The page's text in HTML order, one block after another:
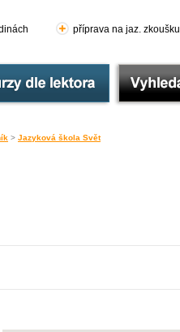
příprava na jaz. zkoušku
> Jazyková škola Svět